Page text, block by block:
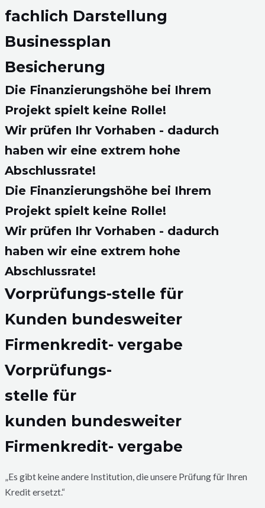
fachlich Darstellung
Businessplan
Besicherung
Die Finanzierungshöhe bei Ihrem
Projekt spielt keine Rolle!
Wir prüfen Ihr Vorhaben - dadurch
haben wir eine extrem hohe
Abschlussrate!
Die Finanzierungshöhe bei Ihrem
Projekt spielt keine Rolle!
Wir prüfen Ihr Vorhaben - dadurch
haben wir eine extrem hohe
Abschlussrate!
Vorprüfungs-stelle für
Kunden bundesweiter
Firmenkredit- vergabe
Vorprüfungs-
stelle für
kunden bundesweiter
Firmenkredit- vergabe
„Es gibt keine andere Institution, die unsere Prüfung für Ihren
Kredit ersetzt.“